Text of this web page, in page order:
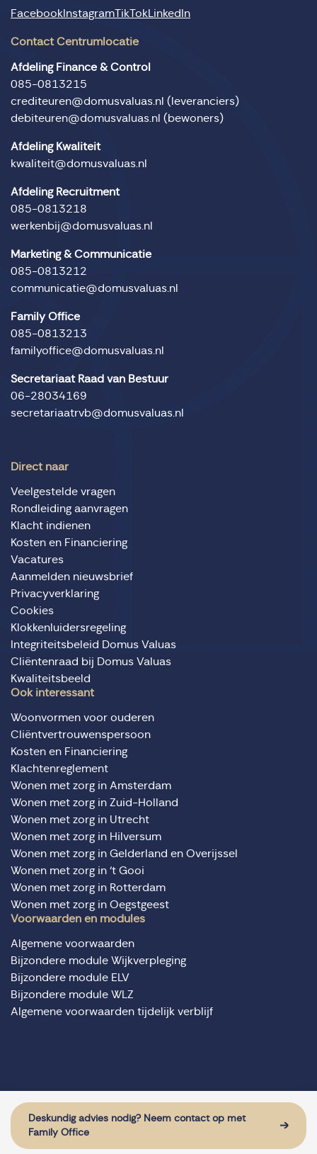
Deskundig advies nodig? Neem contact op met
Family Office
FacebookInstagramTikTokLinkedIn
Contact Centrumlocatie
Afdeling Finance & Control
085-0813215
crediteuren@domusvaluas.nl (leveranciers)
debiteuren@domusvaluas.nl (bewoners)
Afdeling Kwaliteit
kwaliteit@domusvaluas.nl
Afdeling Recruitment
085-0813218
werkenbij@domusvaluas.nl
Marketing & Communicatie
085-0813212
communicatie@domusvaluas.nl
Family Office
085-0813213
familyoffice@domusvaluas.nl
Secretariaat Raad van Bestuur
06-28034169
secretariaatrvb@domusvaluas.nl
Direct naar
Veelgestelde vragen
Rondleiding aanvragen
Klacht indienen
Kosten en Financiering
Vacatures
Aanmelden nieuwsbrief
Privacyverklaring
Cookies
Klokkenluidersregeling
Integriteitsbeleid Domus Valuas
Cliëntenraad bij Domus Valuas
Kwaliteitsbeeld
Ook interessant
Woonvormen voor ouderen
Cliëntvertrouwenspersoon
Kosten en Financiering
Klachtenreglement
Wonen met zorg in Amsterdam
Wonen met zorg in Zuid-Holland
Wonen met zorg in Utrecht
Wonen met zorg in Hilversum
Wonen met zorg in Gelderland en Overijssel
Wonen met zorg in ‘t Gooi
Wonen met zorg in Rotterdam
Wonen met zorg in Oegstgeest
Voorwaarden en modules
Algemene voorwaarden
Bijzondere module Wijkverpleging
Bijzondere module ELV
Bijzondere module WLZ
Algemene voorwaarden tijdelijk verblijf
Website door: Sturdy Digital